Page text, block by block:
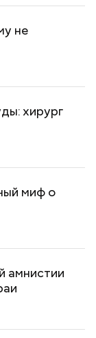
не
хирург
миф о
амнистии